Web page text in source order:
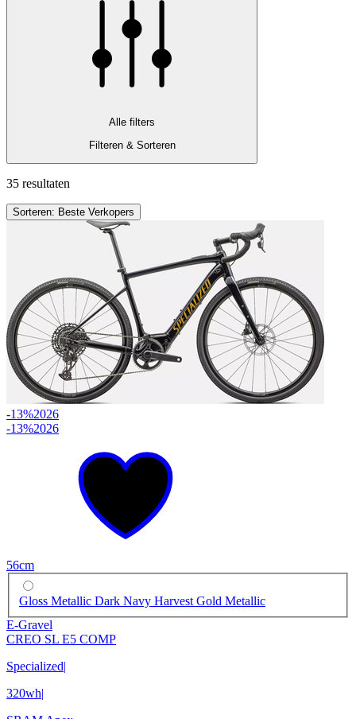
Alle filters
Filteren & Sorteren
35 resultaten
Sorteren: Beste Verkopers
-13%2026
-13%2026
56cm
Gloss Metallic Dark Navy Harvest Gold Metallic
E-Gravel
CREO SL E5 COMP
Specialized
320wh